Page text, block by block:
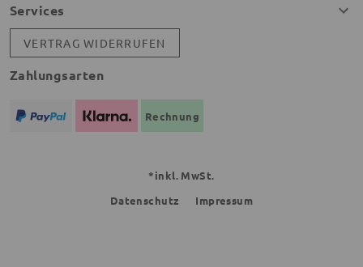
Services
VERTRAG WIDERRUFEN
Zahlungsarten
Rechnung
*inkl. MwSt.
Datenschutz
Impressum